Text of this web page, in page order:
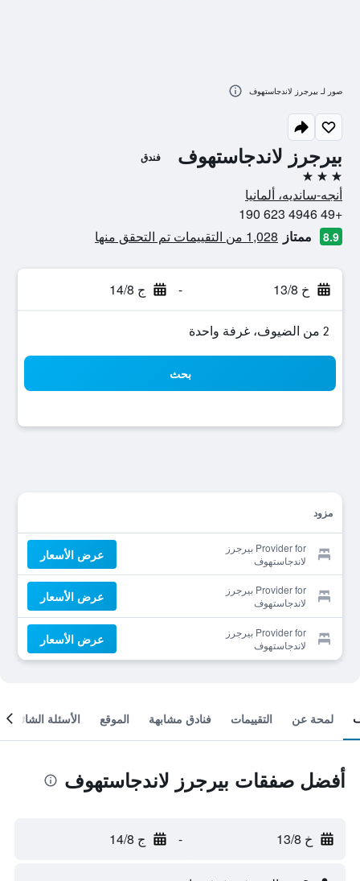
بيرجرز لاندجاستهوف فندق
3 نجوم
أنجه-سانديه، ألمانيا
+49 4946 623 190
8.9 ممتاز 1,028 من التقييمات تم التحقق منها
خ 13/8 - ج 14/8
2 من الضيوف، غرفة واحدة
بحث
مزود
Provider for بيرجرز
لاندجاستهوف
عرض الأسعار
Provider for بيرجرز
لاندجاستهوف
عرض الأسعار
Provider for بيرجرز
لاندجاستهوف
عرض الأسعار
صور لـ بيرجرز لاندجاستهوف
لمحة عن التقييمات فنادق مشابهة الموقع الأسئلة الشائعة
أفضل صفقات بيرجرز لاندجاستهوف
خ 13/8 - ج 14/8